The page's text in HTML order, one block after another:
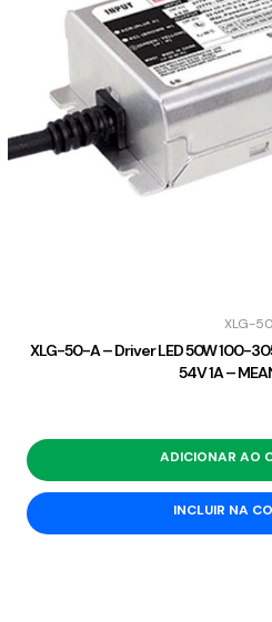
XLG-50
XLG-50-A – Driver LED 50W 100-
54V 1A –
ADICIONAR AO
INCLUIR NA